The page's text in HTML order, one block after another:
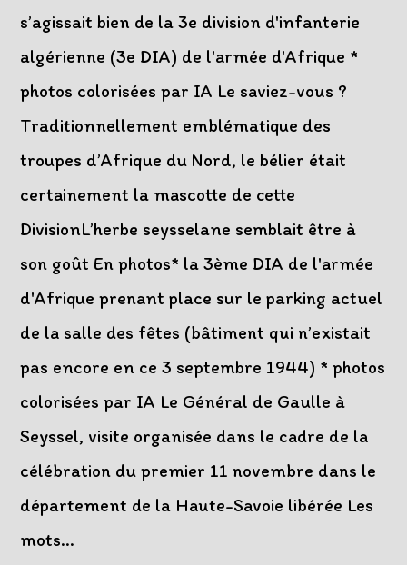
s’agissait bien de la 3e division d'infanterie
algérienne (3e DIA) de l'armée d'Afrique *
photos colorisées par IA Le saviez-vous ?
Traditionnellement emblématique des
troupes d’Afrique du Nord, le bélier était
certainement la mascotte de cette
DivisionL’herbe seysselane semblait être à
son goût En photos* la 3ème DIA de l'armée
d'Afrique prenant place sur le parking actuel
de la salle des fêtes (bâtiment qui n’existait
pas encore en ce 3 septembre 1944) * photos
colorisées par IA Le Général de Gaulle à
Seyssel, visite organisée dans le cadre de la
célébration du premier 11 novembre dans le
département de la Haute-Savoie libérée Les
mots…